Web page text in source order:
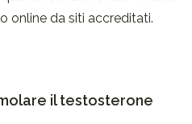
online da siti accreditati.
il testosterone